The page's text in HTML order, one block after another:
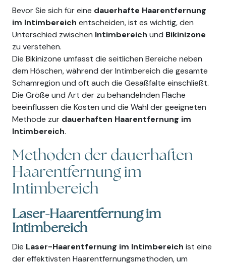
Bevor Sie sich für eine dauerhafte Haarentfernung
im Intimbereich entscheiden, ist es wichtig, den
Unterschied zwischen Intimbereich und Bikinizone
zu verstehen.
Die Bikinizone umfasst die seitlichen Bereiche neben
dem Höschen, während der Intimbereich die gesamte
Schamregion und oft auch die Gesäßfalte einschließt.
Die Größe und Art der zu behandelnden Fläche
beeinflussen die Kosten und die Wahl der geeigneten
Methode zur dauerhaften Haarentfernung im
Intimbereich.
Methoden der dauerhaften
Haarentfernung im
Intimbereich
Laser-Haarentfernung im
Intimbereich
Die Laser-Haarentfernung im Intimbereich ist eine
der effektivsten Haarentfernungsmethoden, um